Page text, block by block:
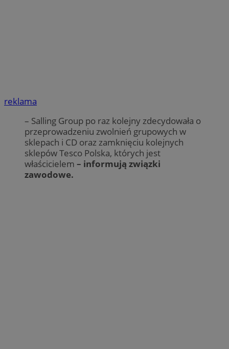
reklama
– Salling Group po raz kolejny zdecydowała o
przeprowadzeniu zwolnień grupowych w
sklepach i CD oraz zamknięciu kolejnych
sklepów Tesco Polska, których jest
właścicielem – informują związki
zawodowe.